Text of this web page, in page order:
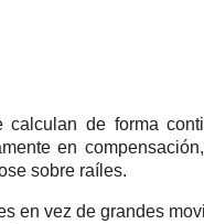
de forma
en
sobre raíles.
en vez de grandes